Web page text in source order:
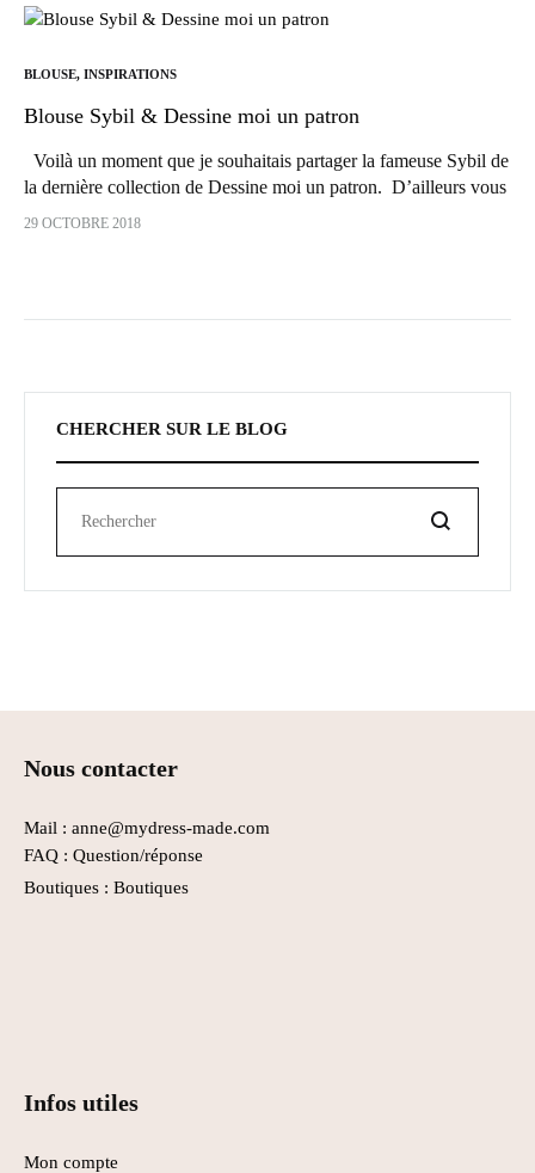
BLOUSE, INSPIRATIONS
Blouse Sybil & Dessine moi un patron
Voilà un moment que je souhaitais partager la fameuse Sybil de
la dernière collection de Dessine moi un patron. D’ailleurs vous
y retrouverez un premier modèle chemise pour nos…
29 OCTOBRE 2018
CHERCHER SUR LE BLOG
Rechercher
Nous contacter
Mail : anne@mydress-made.com
FAQ : Question/réponse
Boutiques : Boutiques
Infos utiles
Mon compte